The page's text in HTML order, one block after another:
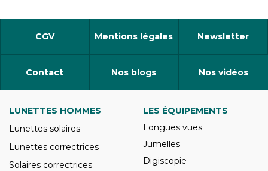
CGV Mentions légales Newsletter
Contact Nos blogs Nos vidéos
LUNETTES HOMMES
Lunettes solaires
Lunettes correctrices
Solaires correctrices
LES ÉQUIPEMENTS
Longues vues
Jumelles
Digiscopie